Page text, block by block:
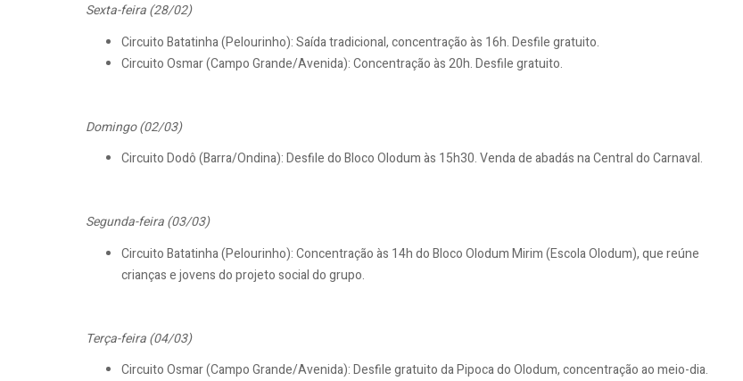
Sexta-feira (28/02)
Circuito Batatinha (Pelourinho): Saída tradicional, concentração às 16h. Desfile gratuito.
Circuito Osmar (Campo Grande/Avenida): Concentração às 20h. Desfile gratuito.
Domingo (02/03)
Circuito Dodô (Barra/Ondina): Desfile do Bloco Olodum às 15h30. Venda de abadás na Central do Carnaval.
Segunda-feira (03/03)
Circuito Batatinha (Pelourinho): Concentração às 14h do Bloco Olodum Mirim (Escola Olodum), que reúne
crianças e jovens do projeto social do grupo.
Terça-feira (04/03)
Circuito Osmar (Campo Grande/Avenida): Desfile gratuito da Pipoca do Olodum, concentração ao meio-dia.